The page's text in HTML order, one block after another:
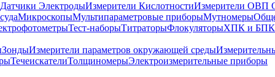
Датчики ЭлектродыИзмерители КислотностиИзмерители ОВП
МикроскопыМультипараметровые приборыМутномеры
Тест-наборыТитраторыФлокуляторыХПК и БПК
ЗондыИзмерители параметров окружающей среды
ТечеискателиТолщиномерыЭлектроизмерительные приборы